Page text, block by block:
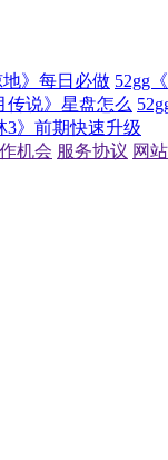
地》每日必做 52gg
传说》星盘怎么
3》前期快速升级
机会 服务协议 网